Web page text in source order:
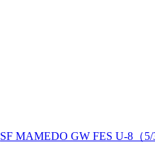
SF MAMEDO GW FES U-8（5/